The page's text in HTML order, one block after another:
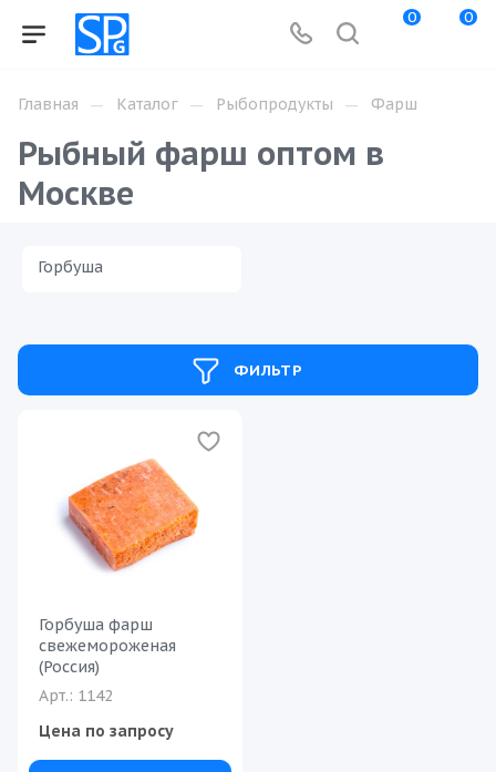
0 0
Главная — Каталог — Рыбопродукты — Фарш
Рыбный фарш оптом в
Москве
Горбуша
ФИЛЬТР
Горбуша фарш
свежемороженая
(Россия)
Арт.: 1142
Цена по запросу